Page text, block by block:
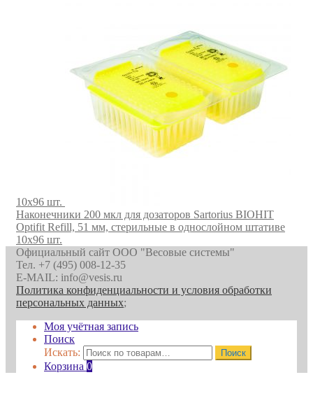
10х96 шт.
Наконечники 200 мкл для дозаторов Sartorius BIOHIT
Optifit Refill, 51 мм, стерильные в однослойном штативе
10х96 шт.
Официальный сайт ООО "Весовые системы"
Тел. +7 (495) 008-12-35
E-MAIL: info@vesis.ru
Политика конфиденциальности и условия обработки
персональных данных;
Моя учётная запись
Поиск
Искать:
Поиск
Корзина 0